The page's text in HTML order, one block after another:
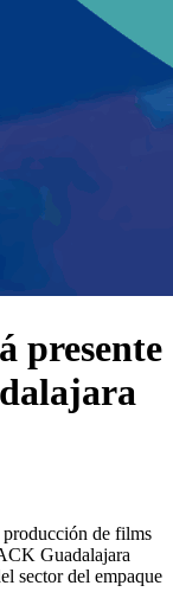
presente
producción de films
Guadalajara
sector del empaque